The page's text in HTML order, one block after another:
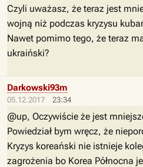
Czyli uważasz, że teraz jest
wojną niż podczas kryzysu
Nawet pomimo tego, że teraz
ukraiński?
05.12.2017 23:34
Darkowski93m
@up, Oczywiście że jest
Powiedział bym wręcz, że
Kryzys koreański nie istnieje
zagrożenia bo Korea Północna